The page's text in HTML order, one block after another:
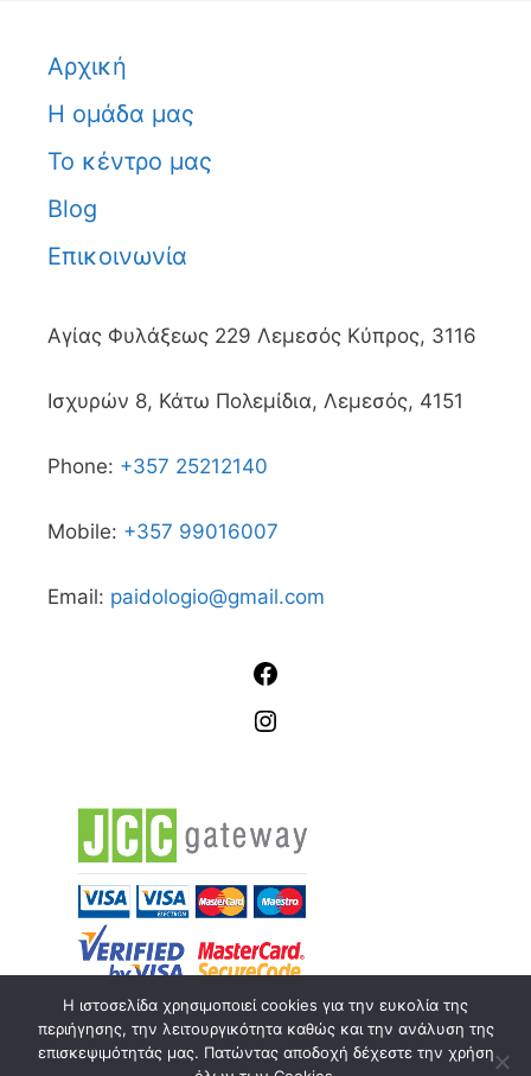
Αρχική
Η ομάδα μας
Το κέντρο μας
Blog
Επικοινωνία
Αγίας Φυλάξεως 229 Λεμεσός Κύπρος, 3116
Ισχυρών 8, Κάτω Πολεμίδια, Λεμεσός, 4151
Phone: +357 25212140
Mobile: +357 99016007
Email: paidologio@gmail.com
Η ιστοσελίδα χρησιμοποιεί cookies για την ευκολία της
περιήγησης, την λειτουργικότητα καθώς και την ανάλυση της
επισκεψιμότητάς μας. Πατώντας αποδοχή δέχεστε την χρήση